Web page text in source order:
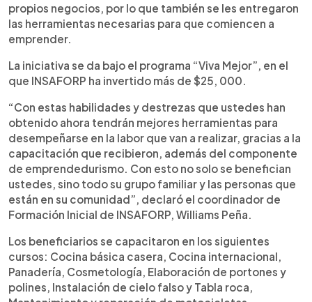
propios negocios, por lo que también se les entregaron
las herramientas necesarias para que comiencen a
emprender.
La iniciativa se da bajo el programa “Viva Mejor”, en el
que INSAFORP ha invertido más de $25, 000.
“Con estas habilidades y destrezas que ustedes han
obtenido ahora tendrán mejores herramientas para
desempeñarse en la labor que van a realizar, gracias a la
capacitación que recibieron, además del componente
de emprendedurismo. Con esto no solo se benefician
ustedes, sino todo su grupo familiar y las personas que
están en su comunidad”, declaró el coordinador de
Formación Inicial de INSAFORP, Williams Peña.
Los beneficiarios se capacitaron en los siguientes
cursos: Cocina básica casera, Cocina internacional,
Panadería, Cosmetología, Elaboración de portones y
polines, Instalación de cielo falso y Tabla roca,